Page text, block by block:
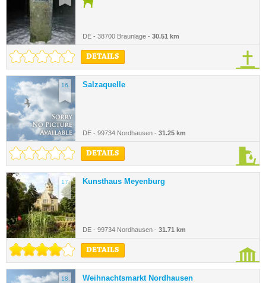
DE - 38700 Braunlage - 30.51 km
DETAILS
16. Salzaquelle
DE - 99734 Nordhausen - 31.25 km
DETAILS
17. Kunsthaus Meyenburg
DE - 99734 Nordhausen - 31.71 km
DETAILS
18. Weihnachtsmarkt Nordhausen